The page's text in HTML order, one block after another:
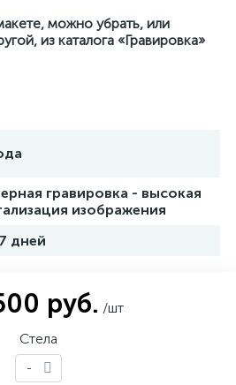
можно убрать, или
из каталога «Гравировка»
гравировка - высокая
изображения
дней
руб. /шт
Стела
-